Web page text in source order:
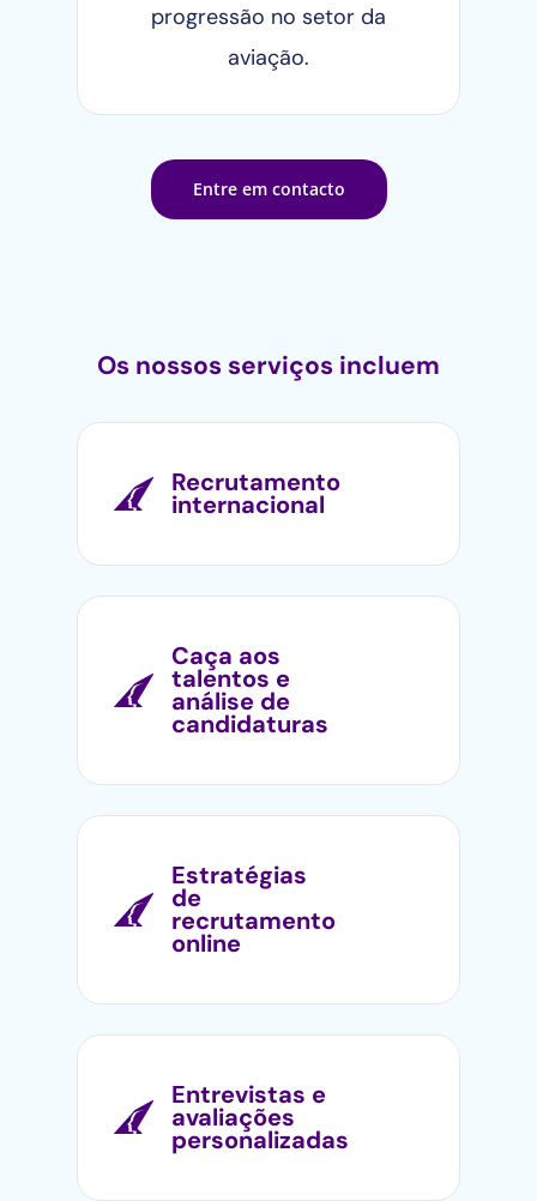
progressão no setor da
aviação.
Entre em contacto
Os nossos serviços incluem
Recrutamento
internacional
Caça aos
talentos e
análise de
candidaturas
Estratégias
de
recrutamento
online
Entrevistas e
avaliações
personalizadas